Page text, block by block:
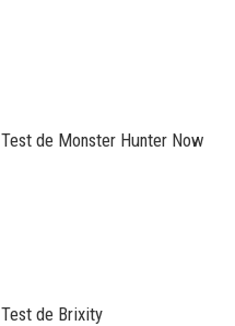
Test de Monster Hunter Now
Test de Brixity